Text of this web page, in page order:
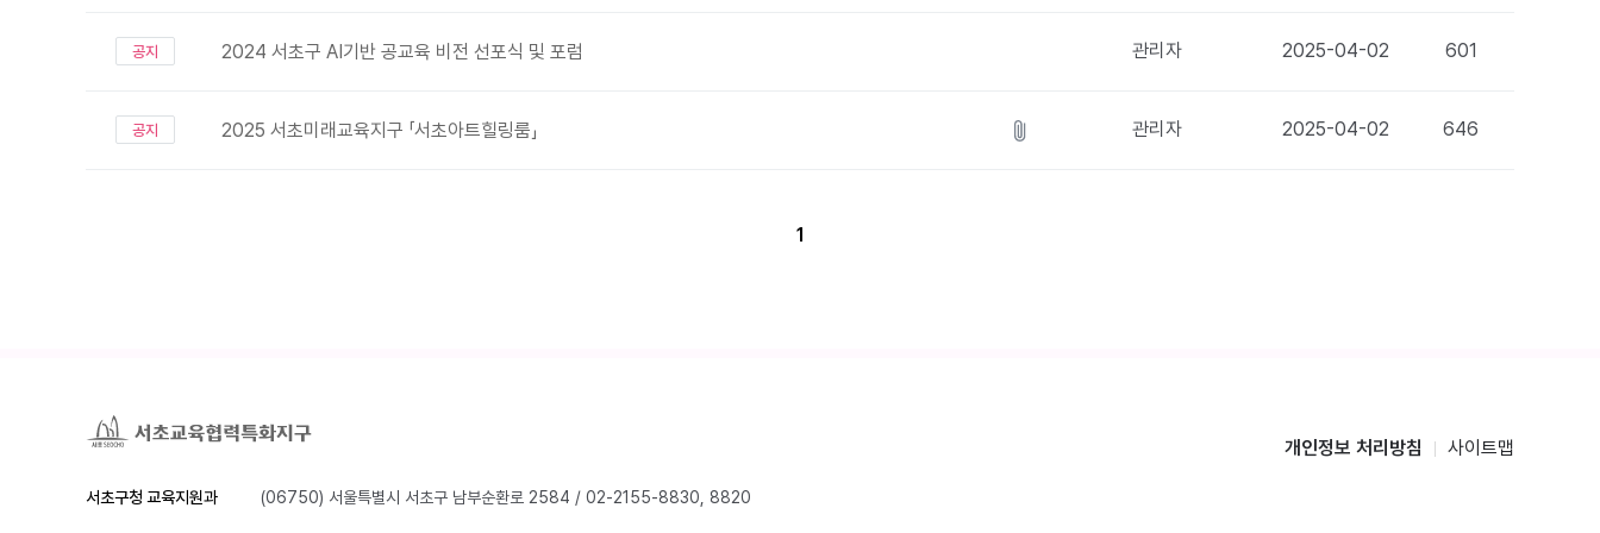
공지 2024 서초구 AI기반 공교육 비전 선포식 및 포럼 관리자 2025-04-02 601
공지 2025 서초미래교육지구 「서초아트힐링룸」 관리자 2025-04-02 646
1
개인정보 처리방침 사이트맵
서초구청 교육지원과 (06750) 서울특별시 서초구 남부순환로 2584 / 02-2155-8830, 8820